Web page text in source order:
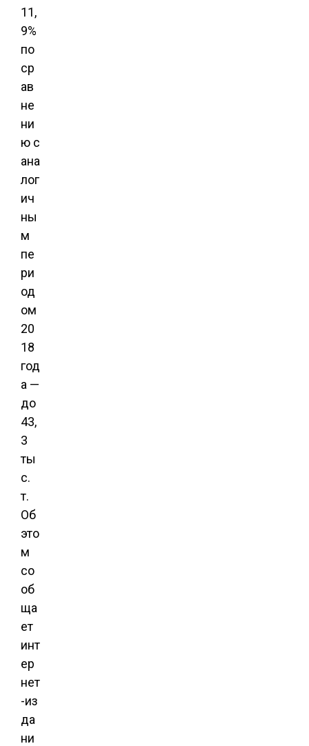
11,
9%
по
ср
ав
не
ни
ю с
ана
лог
ич
ны
м
пе
ри
од
ом
20
18
год
а —
до
43,
3
ты
с.
т.
Об
это
м
со
об
ща
ет
инт
ер
нет
-из
да
ни